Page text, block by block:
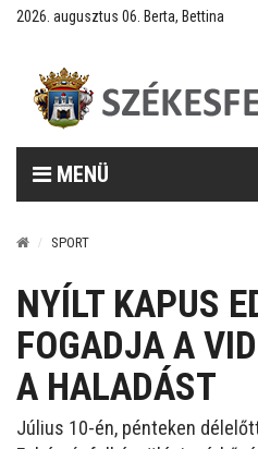
2026. augusztus 06. Berta, Bettina
MENÜ
SPORT
NYÍLT KAPUS
FOGADJA A
A HALADÁST
Július 10-én, pénteken